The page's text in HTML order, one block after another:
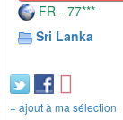
FR - 77***
Sri Lanka
+ ajout à ma sélection